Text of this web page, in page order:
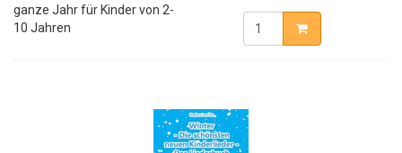
ganze Jahr für Kinder von 2-
10 Jahren